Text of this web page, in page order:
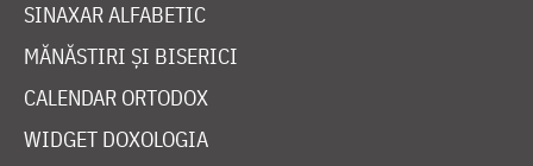
SINAXAR ALFABETIC
MĂNĂSTIRI ȘI BISERICI
CALENDAR ORTODOX
WIDGET DOXOLOGIA